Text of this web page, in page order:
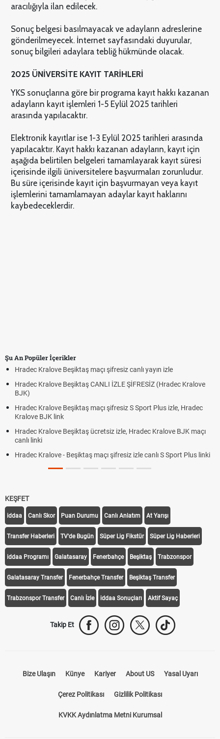
aracılığıyla ilan edilecek.
Sonuç belgesi basılmayacak ve adayların adreslerine
gönderilmeyecek. İnternet sayfasındaki duyurular,
sonuç bilgileri adaylara tebliğ hükmünde olacak.
2025 ÜNİVERSİTE KAYIT TARİHLERİ
YKS sonuçlarına göre bir programa kayıt hakkı kazanan
adayların kayıt işlemleri 1-5 Eylül 2025 tarihleri
arasında yapılacaktır.
Elektronik kayıtlar ise 1-3 Eylül 2025 tarihleri arasında
yapılacaktır. Kayıt hakkı kazanan adayların, kayıt için
aşağıda belirtilen belgeleri tamamlayarak kayıt süresi
içerisinde ilgili üniversitelere başvurmaları zorunludur.
Bu süre içerisinde kayıt için başvurmayan veya kayıt
işlemlerini tamamlamayan adaylar kayıt haklarını
kaybedeceklerdir.
Şu An Popüler İçerikler
Hradec Kralove Beşiktaş maçı şifresiz canlı yayın izle
Hradec Kralove Beşiktaş CANLI İZLE ŞİFRESİZ (Hradec Kralove
BJK)
Hradec Kralove Beşiktaş maçı şifresiz S Sport Plus izle, Hradec
Kralove BJK link
Hradec Kralove Beşiktaş ücretsiz izle, Hradec Kralove BJK maçı
canlı linki
Hradec Kralove - Beşiktaş maçı şifresiz izle canlı S Sport Plus linki
KEŞFET
iddaa Canlı Skor Puan Durumu Canlı Anlatım At Yarışı
Transfer Haberleri TV'de Bugün Süper Lig Fikstür Süper Lig Haberleri
iddaa Programı Galatasaray Fenerbahçe Beşiktaş Trabzonspor
Galatasaray Transfer Fenerbahçe Transfer Beşiktaş Transfer
Trabzonspor Transfer Canlı İzle iddaa Sonuçları Aktif Sayaç
Takip Et
Bize Ulaşın Künye Kariyer About US Yasal Uyarı
Çerez Politikası Gizlilik Politikası
KVKK Aydınlatma Metni Kurumsal